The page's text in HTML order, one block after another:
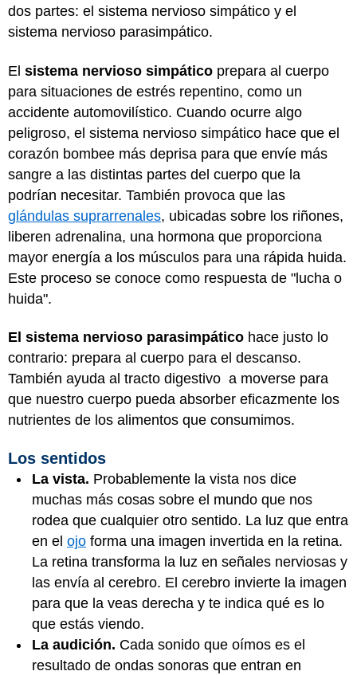
dos partes: el sistema nervioso simpático y el
sistema nervioso parasimpático.
El sistema nervioso simpático prepara al cuerpo
para situaciones de estrés repentino, como un
accidente automovilístico. Cuando ocurre algo
peligroso, el sistema nervioso simpático hace que el
corazón bombee más deprisa para que envíe más
sangre a las distintas partes del cuerpo que la
podrían necesitar. También provoca que las
glándulas suprarrenales, ubicadas sobre los riñones,
liberen adrenalina, una hormona que proporciona
mayor energía a los músculos para una rápida huida.
Este proceso se conoce como respuesta de "lucha o
huida".
El sistema nervioso parasimpático hace justo lo
contrario: prepara al cuerpo para el descanso.
También ayuda al tracto digestivo a moverse para
que nuestro cuerpo pueda absorber eficazmente los
nutrientes de los alimentos que consumimos.
Los sentidos
La vista. Probablemente la vista nos dice
muchas más cosas sobre el mundo que nos
rodea que cualquier otro sentido. La luz que entra
en el ojo forma una imagen invertida en la retina.
La retina transforma la luz en señales nerviosas y
las envía al cerebro. El cerebro invierte la imagen
para que la veas derecha y te indica qué es lo
que estás viendo.
La audición. Cada sonido que oímos es el
resultado de ondas sonoras que entran en